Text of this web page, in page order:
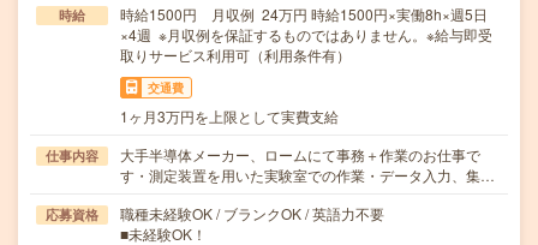
時給
時給1500円 月収例 24万円 時給1500円×実働8h×週5日
×4週 ※月収例を保証するものではありません。※給与即受
取りサービス利用可（利用条件有）
交通費
1ヶ月3万円を上限として実費支給
仕事内容
大手半導体メーカー、ロームにて事務＋作業のお仕事で
す・測定装置を用いた実験室での作業・データ入力、集…
応募資格
職種未経験OK / ブランクOK / 英語力不要
■未経験OK！